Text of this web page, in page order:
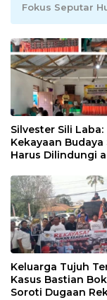
Fokus Seputar
Silvester Sili Laba:
Kekayaan Budaya
Harus Dilindungi
Keluarga Tujuh
Kasus Bastian
Soroti Dugaan